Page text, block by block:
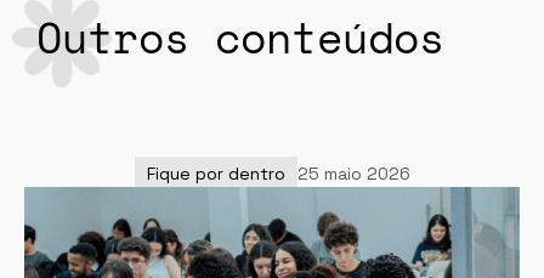
Outros conteúdos
Fique por dentro 25 maio 2026